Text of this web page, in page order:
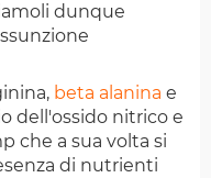
dunque
beta alanina e
dell'ossido nitrico e
che a sua volta si
di nutrienti